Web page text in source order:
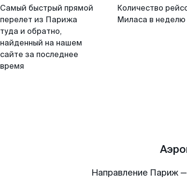
Самый быстрый прямой
перелет из Парижа
туда и обратно,
найденный на нашем
сайте за последнее
время
Количество
Миласа в неделю
Направление Париж